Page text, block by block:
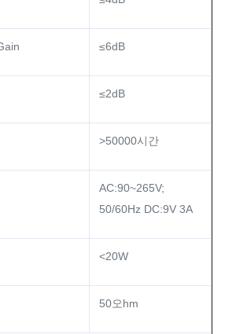
≤6dB
≤2dB
>50000시간
AC:90~265V;
50/60Hz DC:9V 3A
<20W
50오hm